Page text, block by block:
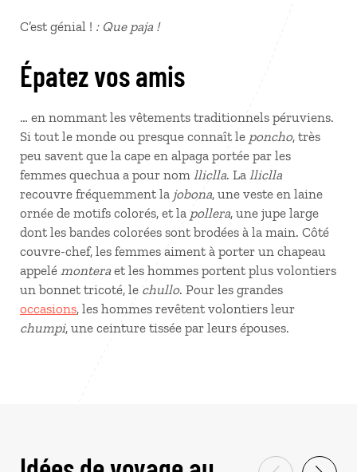
C’est génial ! : Que paja !
Épatez vos amis
… en nommant les vêtements traditionnels péruviens.
Si tout le monde ou presque connaît le poncho, très
peu savent que la cape en alpaga portée par les
femmes quechua a pour nom lliclla. La lliclla
recouvre fréquemment la jobona, une veste en laine
ornée de motifs colorés, et la pollera, une jupe large
dont les bandes colorées sont brodées à la main. Côté
couvre-chef, les femmes aiment à porter un chapeau
appelé montera et les hommes portent plus volontiers
un bonnet tricoté, le chullo. Pour les grandes
occasions, les hommes revêtent volontiers leur
chumpi, une ceinture tissée par leurs épouses.